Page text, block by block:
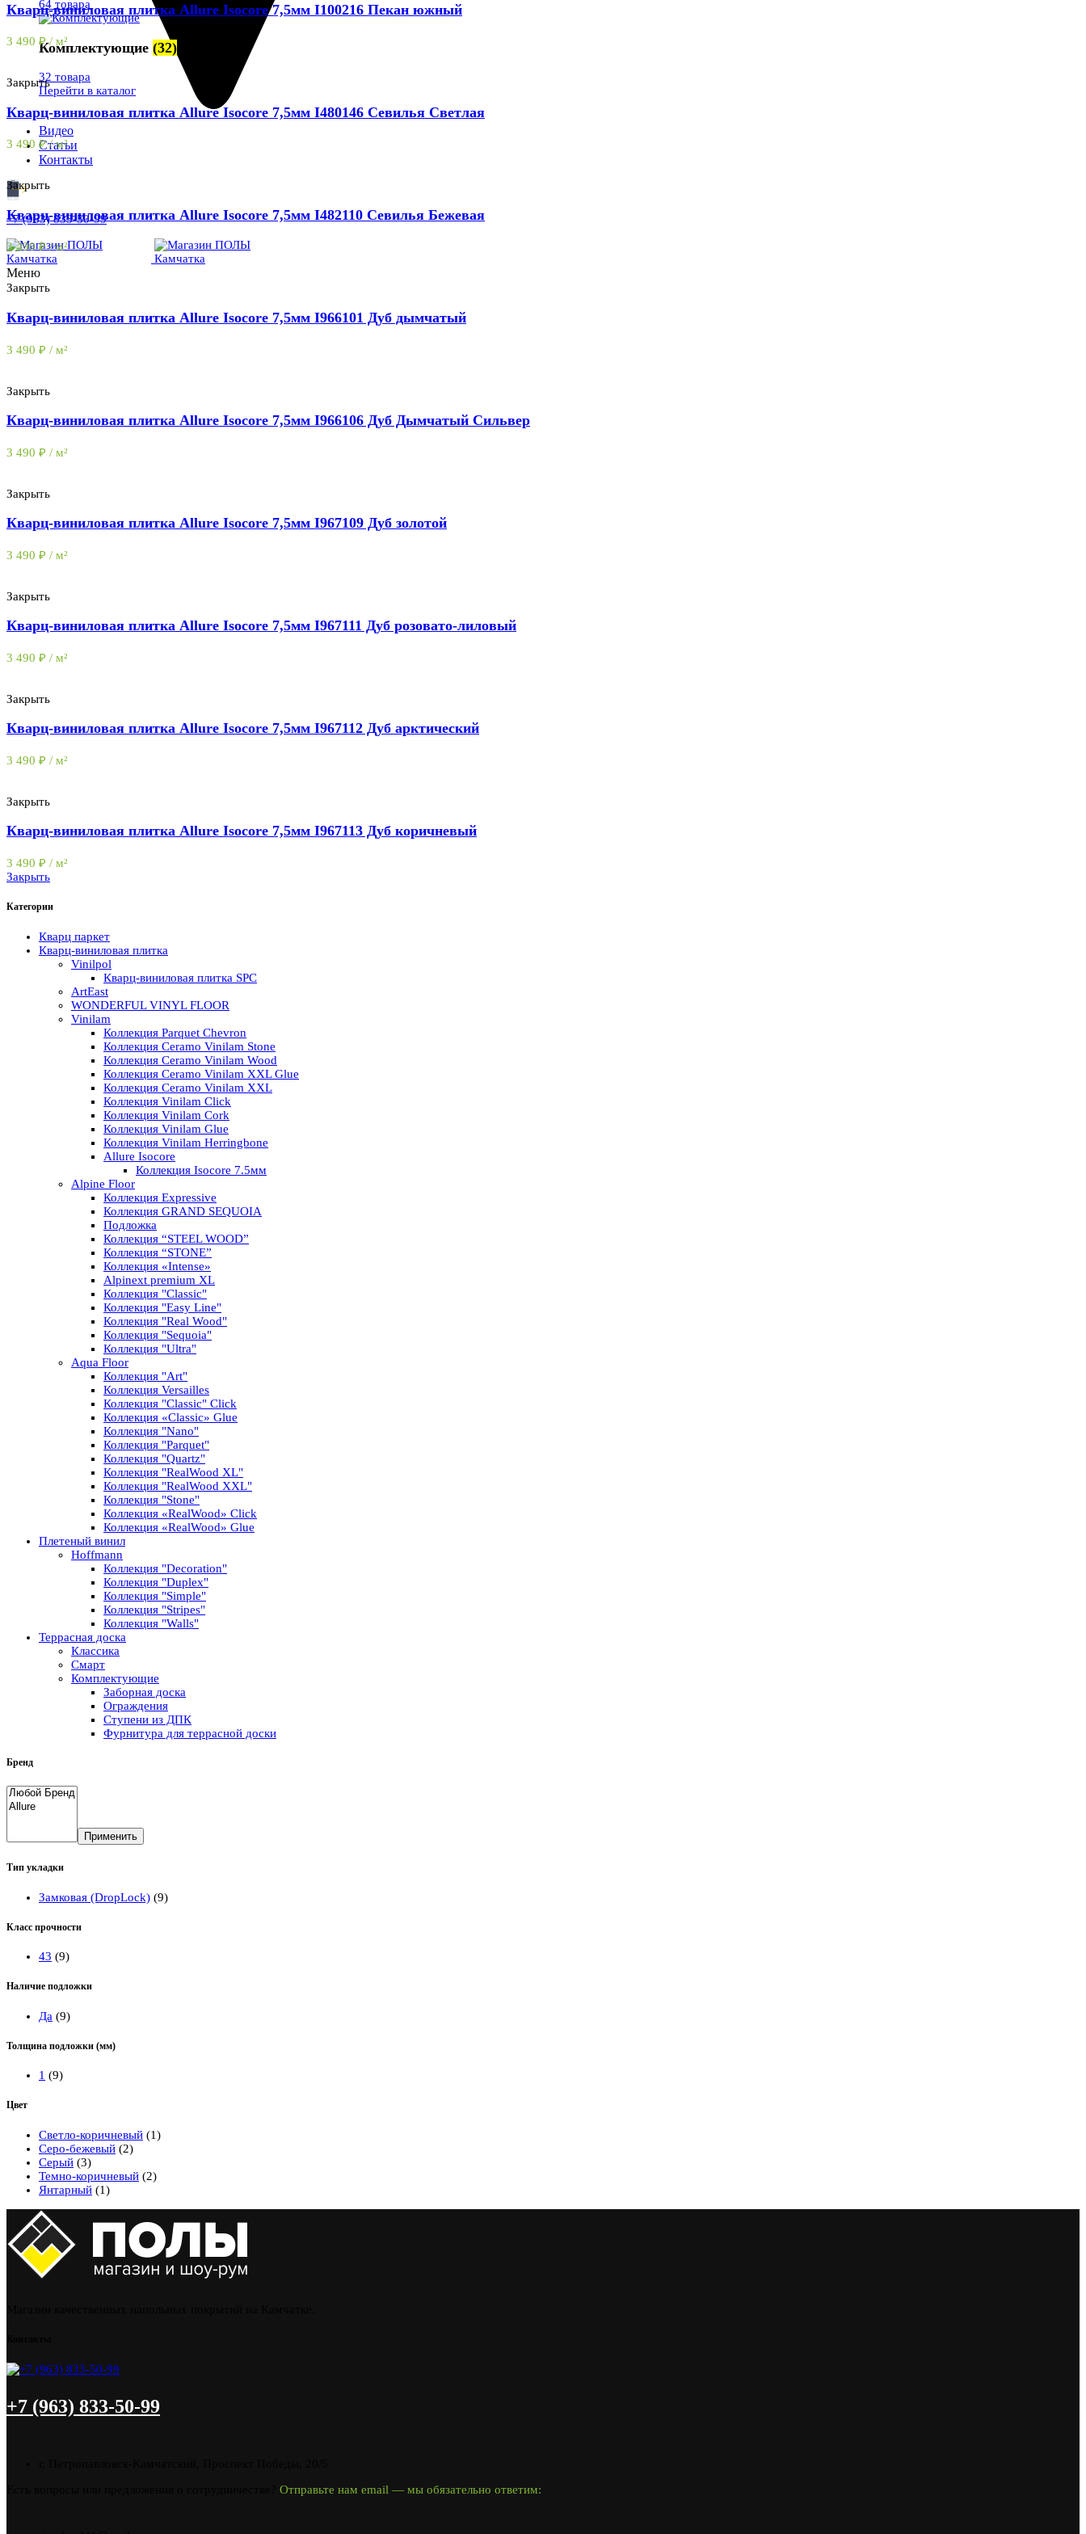
64 товара
Комплектующие (32)
32 товара
Перейти в каталог
Видео
Статьи
Контакты
+7 (963) 833-50-99
Меню
Кварц-виниловая плитка Allure Isocore 7,5мм I100216 Пекан южный
3 490 ₽/ м²
Закрыть
Кварц-виниловая плитка Allure Isocore 7,5мм I480146 Севилья Светлая
3 490 ₽/ м²
Закрыть
Кварц-виниловая плитка Allure Isocore 7,5мм I482110 Севилья Бежевая
3 490₽/ м²
Закрыть
Кварц-виниловая плитка Allure Isocore 7,5мм I966101 Дуб дымчатый
3 490 ₽ / м²
Закрыть
Кварц-виниловая плитка Allure Isocore 7,5мм I966106 Дуб Дымчатый Сильвер
3 490 ₽ / м²
Закрыть
Кварц-виниловая плитка Allure Isocore 7,5мм I967109 Дуб золотой
3 490 ₽ / м²
Закрыть
Кварц-виниловая плитка Allure Isocore 7,5мм I967111 Дуб розовато-лиловый
3 490 ₽ / м²
Закрыть
Кварц-виниловая плитка Allure Isocore 7,5мм I967112 Дуб арктический
3 490 ₽ / м²
Закрыть
Кварц-виниловая плитка Allure Isocore 7,5мм I967113 Дуб коричневый
3 490 ₽ / м²
Закрыть
Категории
Кварц паркет
Кварц-виниловая плитка
Vinilpol
Кварц-виниловая плитка SPC
ArtEast
WONDERFUL VINYL FLOOR
Vinilam
Коллекция Parquet Chevron
Коллекция Ceramo Vinilam Stone
Коллекция Ceramo Vinilam Wood
Коллекция Ceramo Vinilam XXL Glue
Коллекция Ceramo Vinilam XXL
Коллекция Vinilam Click
Коллекция Vinilam Cork
Коллекция Vinilam Glue
Коллекция Vinilam Herringbone
Allure Isocore
Коллекция Isocore 7.5мм
Alpine Floor
Коллекция Expressive
Коллекция GRAND SEQUOIA
Подложка
Коллекция “STEEL WOOD”
Коллекция “STONE”
Коллекция «Intense»
Alpinext premium XL
Коллекция "Classic"
Коллекция "Easy Line"
Коллекция "Real Wood"
Коллекция "Sequoia"
Коллекция "Ultra"
Aqua Floor
Коллекция "Art"
Коллекция Versailles
Коллекция "Classic" Click
Коллекция «Classic» Glue
Коллекция "Nano"
Коллекция "Parquet"
Коллекция "Quartz"
Коллекция "RealWood XL"
Коллекция "RealWood XXL"
Коллекция "Stone"
Коллекция «RealWood» Click
Коллекция «RealWood» Glue
Плетеный винил
Hoffmann
Коллекция "Decoration"
Коллекция "Duplex"
Коллекция "Simple"
Коллекция "Stripes"
Коллекция "Walls"
Террасная доска
Классика
Смарт
Комплектующие
Заборная доска
Ограждения
Ступени из ДПК
Фурнитура для террасной доски
Бренд
Применить
Тип укладки
Замковая (DropLock) (9)
Класс прочности
43 (9)
Наличие подложки
Да (9)
Толщина подложки (мм)
1 (9)
Цвет
Светло-коричневый (1)
Серо-бежевый (2)
Серый (3)
Темно-коричневый (2)
Янтарный (1)
+7 (963) 833-50-99
Отправьте нам email — мы обязательно ответим: